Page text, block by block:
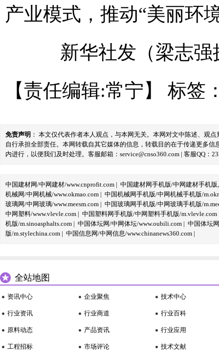
产业模式，推动“美丽环
新华社发（梁志强
【责任编辑:常宁】 标签
免责声明 ： 本文仅代表作者本人观点，与本网无关。本网对文中陈述、观
自行承担全部责任。本网转载自其它媒体的信息，转载目的在于传递更多
内进行，以便我们及时处理。客服邮箱：service@cnso360.com | 客服QQ：
中国建材网/中网建材/www.cnprofit.com | 中国建材网手机版/中网建材手机版
机械网/中网机械/www.okmao.com | 中国机械网手机版/中网机械手机版/
玻璃网/中网玻璃/www.meesm.com | 中国玻璃网手机版/中网玻璃手机版/
中网塑料/www.vlevle.com | 中国塑料网手机版/中网塑料手机版/m.vlevle.com
机版/m.sinoasphalts.com | 中国体坛网/中网体坛/www.oubili.com | 中国体坛
版/m.stylechina.com | 中国信息网/中网信息/www.chinanews360.com |
全站地图
资讯中心
行业资讯
原料动态
工程招标
企业聚焦
行业商道
产品资讯
市场评论
技术中心
行业百科
行业应用
技术文献